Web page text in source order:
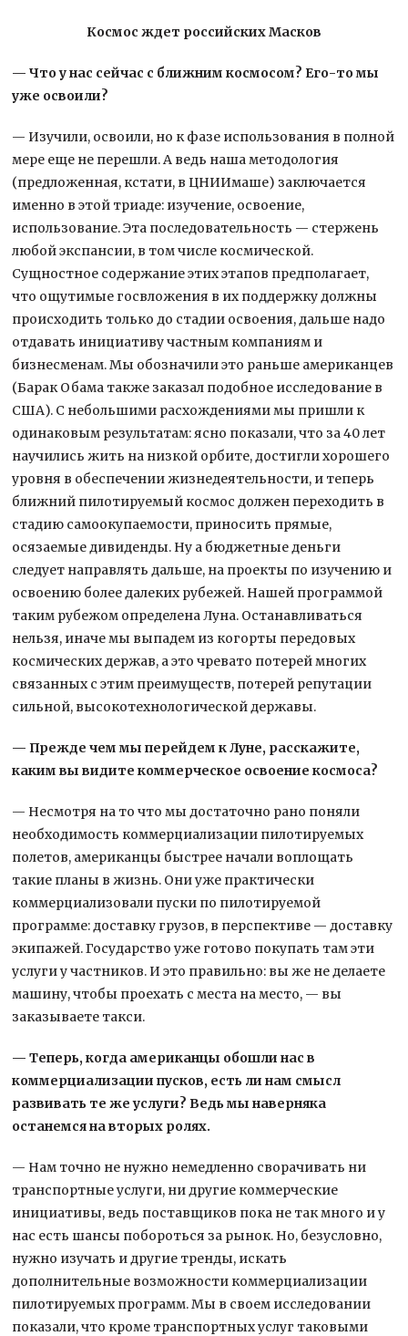
Космос ждет российских Масков
— Что у нас сейчас с ближним космосом? Его-то мы
уже освоили?
— Изучили, освоили, но к фазе использования в полной
мере еще не перешли. А ведь наша методология
(предложенная, кстати, в ЦНИИмаше) заключается
именно в этой триаде: изучение, освоение,
использование. Эта последовательность — стержень
любой экспансии, в том числе космической.
Сущностное содержание этих этапов предполагает,
что ощутимые госвложения в их поддержку должны
происходить только до стадии освоения, дальше надо
отдавать инициативу частным компаниям и
бизнесменам. Мы обозначили это раньше американцев
(Барак Обама также заказал подобное исследование в
США). С небольшими расхождениями мы пришли к
одинаковым результатам: ясно показали, что за 40 лет
научились жить на низкой орбите, достигли хорошего
уровня в обеспечении жизнедеятельности, и теперь
ближний пилотируемый космос должен переходить в
стадию самоокупаемости, приносить прямые,
осязаемые дивиденды. Ну а бюджетные деньги
следует направлять дальше, на проекты по изучению и
освоению более далеких рубежей. Нашей программой
таким рубежом определена Луна. Останавливаться
нельзя, иначе мы выпадем из когорты передовых
космических держав, а это чревато потерей многих
связанных с этим преимуществ, потерей репутации
сильной, высокотехнологической державы.
— Прежде чем мы перейдем к Луне, расскажите,
каким вы видите коммерческое освоение космоса?
— Несмотря на то что мы достаточно рано поняли
необходимость коммерциализации пилотируемых
полетов, американцы быстрее начали воплощать
такие планы в жизнь. Они уже практически
коммерциализовали пуски по пилотируемой
программе: доставку грузов, в перспективе — доставку
экипажей. Государство уже готово покупать там эти
услуги у частников. И это правильно: вы же не делаете
машину, чтобы проехать с места на место, — вы
заказываете такси.
— Теперь, когда американцы обошли нас в
коммерциализации пусков, есть ли нам смысл
развивать те же услуги? Ведь мы наверняка
останемся на вторых ролях.
— Нам точно не нужно немедленно сворачивать ни
транспортные услуги, ни другие коммерческие
инициативы, ведь поставщиков пока не так много и у
нас есть шансы побороться за рынок. Но, безусловно,
нужно изучать и другие тренды, искать
дополнительные возможности коммерциализации
пилотируемых программ. Мы в своем исследовании
показали, что кроме транспортных услуг таковыми